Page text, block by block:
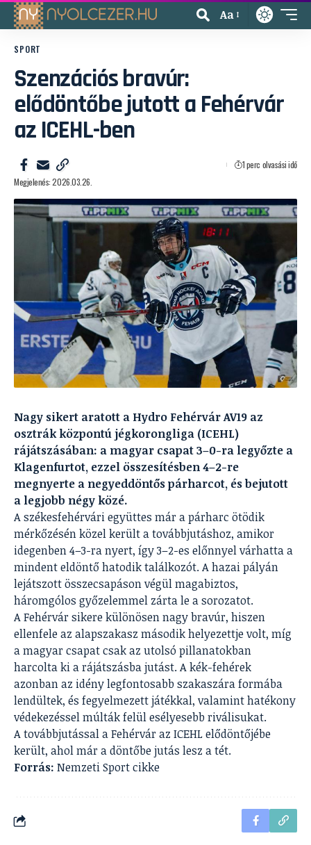
Aa
SPORT
Szenzációs bravúr:
elődöntőbe jutott a Fehérvár
az ICEHL-ben
Megjelenés: 2026.03.26.
1 perc olvasási idő
Nagy sikert aratott a Hydro Fehérvár AV19 az
osztrák központú jégkorongliga (ICEHL)
rájátszásában: a magyar csapat 3–0-ra legyőzte a
Klagenfurtot, ezzel összesítésben 4–2-re
megnyerte a negyeddöntős párharcot, és bejutott
a legjobb négy közé.
A székesfehérvári együttes már a párharc ötödik
mérkőzésén közel került a továbbjutáshoz, amikor
idegenben 4–3-ra nyert, így 3–2-es előnnyel várhatta a
mindent eldöntő hatodik találkozót. A hazai pályán
lejátszott összecsapáson végül magabiztos,
háromgólos győzelemmel zárta le a sorozatot.
A Fehérvár sikere különösen nagy bravúr, hiszen
ellenfele az alapszakasz második helyezettje volt, míg
a magyar csapat csak az utolsó pillanatokban
harcolta ki a rájátszásba jutást. A kék-fehérek
azonban az idény legfontosabb szakaszára formába
lendültek, és fegyelmezett játékkal, valamint hatékony
védekezéssel múlták felül esélyesebb riválisukat.
A továbbjutással a Fehérvár az ICEHL elődöntőjébe
került, ahol már a döntőbe jutás lesz a tét.
Forrás: Nemzeti Sport cikke